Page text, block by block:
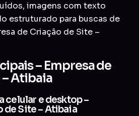
imagens com texto
estruturado para buscas de
de Criação de Site –
– Empresa de
Atibaia
celular e desktop –
de Site – Atibaia